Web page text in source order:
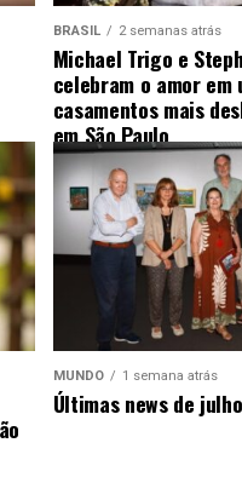
BRASIL 2 semanas atrás
Michael Trigo e
celebram o amor em
casamentos mais
em São Paulo
MUNDO 1 semana atrás
Últimas news de